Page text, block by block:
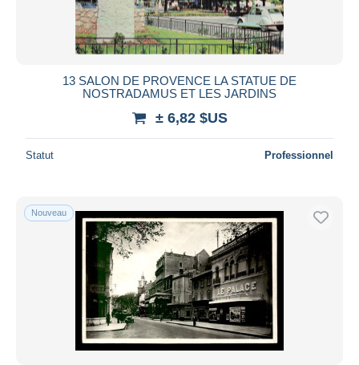
13 SALON DE PROVENCE LA STATUE DE
NOSTRADAMUS ET LES JARDINS
± 6,82 $US
Statut Professionnel
Nouveau